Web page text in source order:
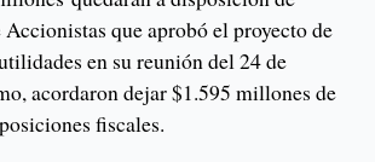
que aprobó el proyecto de
en su reunión del 24 de
acordaron dejar $1.595 millones de
fiscales.